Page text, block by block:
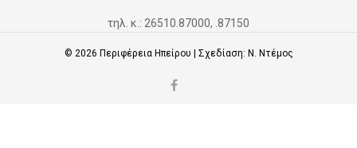
τηλ. κ.: 26510.87000, .87150
© 2026 Περιφέρεια Ηπείρου | Σχεδίαση: Ν. Ντέμος